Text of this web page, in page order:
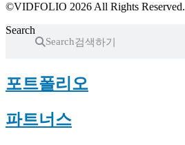
©VIDFOLIO 2026 All Rights Reserved.
Search
Search
포트폴리오
파트너스